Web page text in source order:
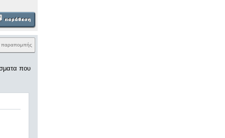
παραπομπής
που